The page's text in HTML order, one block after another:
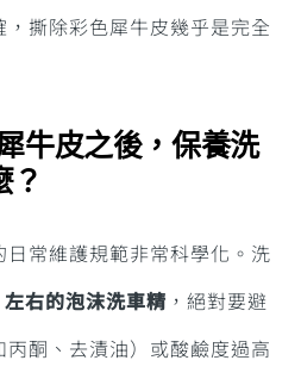
撕除彩色犀牛皮幾乎是完全
牛皮之後，保養洗
？
常維護規範非常科學化。洗
右的泡沫洗車精 ，絕對要避
酮、去漬油）或酸鹼度過高